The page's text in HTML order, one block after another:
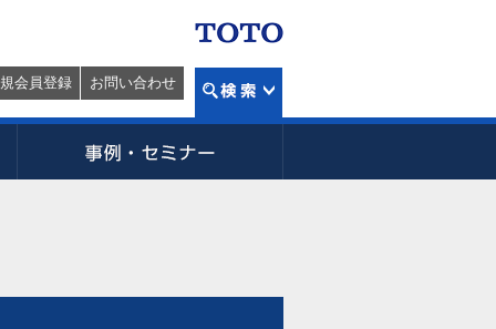
会員登録 お問い合わせ